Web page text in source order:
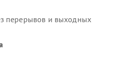
перерывов и выходных